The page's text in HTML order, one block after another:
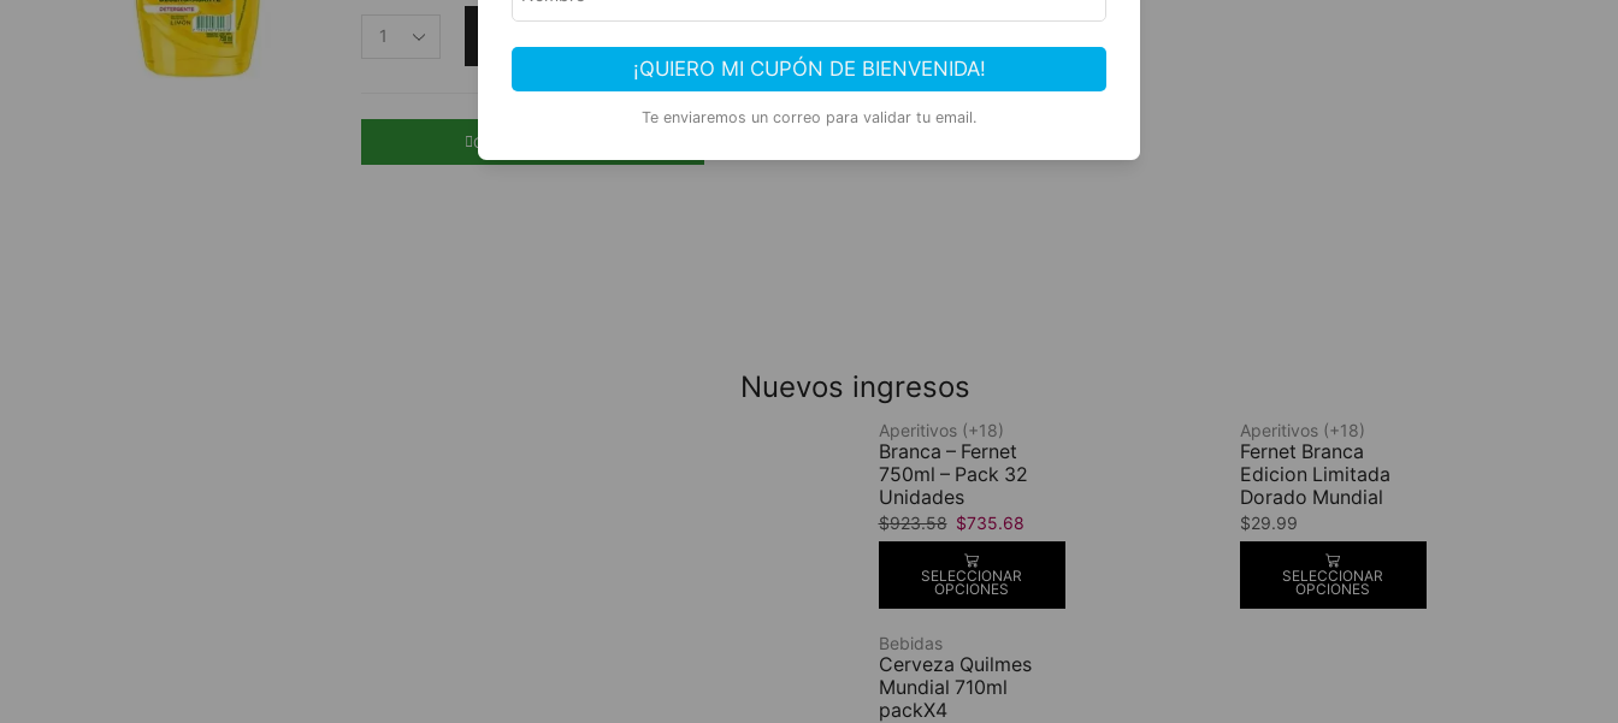
¡QUIERO MI CUPÓN DE BIENVENIDA!
Te enviaremos un correo para validar tu email.
CARRITO
O
COMPRAR AHORA
Nuevos ingresos
Aperitivos (+18)
Branca – Fernet
750ml – Pack 32
Unidades
$923.58 $735.68
SELECCIONAR
OPCIONES
Aperitivos (+18)
Fernet Branca
Edicion Limitada
Dorado Mundial
$29.99
SELECCIONAR
OPCIONES
Bebidas
Cerveza Quilmes
Mundial 710ml
packX4